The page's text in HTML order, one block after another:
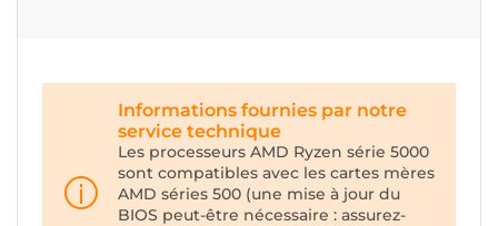
Informations fournies par notre
service technique
Les processeurs AMD Ryzen série 5000
sont compatibles avec les cartes mères
AMD séries 500 (une mise à jour du
BIOS peut-être nécessaire : assurez-